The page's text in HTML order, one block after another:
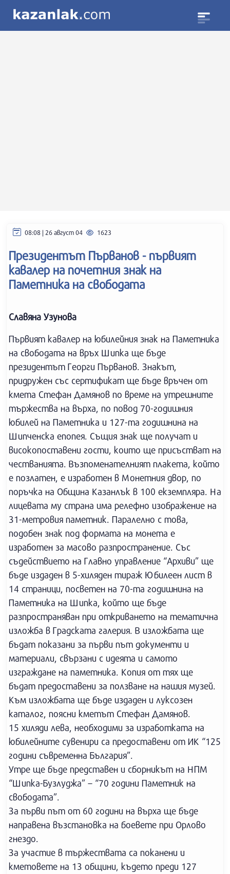
08:08 | 26 август 04 1623
Президентът Първанов - първият
кавалер на почетния знак на
Паметника на свободата
Славяна Узунова
Първият кавалер на юбилейния знак на Паметника
на свободата на връх Шипка ще бъде
президентът Георги Първанов. Знакът,
придружен със сертификат ще бъде връчен от
кмета Стефан Дамянов по време на утрешните
тържества на върха, по повод 70-годишния
юбилей на Паметника и 127-та годишнина на
Шипченска епопея. Същия знак ще получат и
високопоставени гости, които ще присъстват на
честванията. Възпоменателният плакета, който
е позлатен, е изработен в Монетния двор, по
поръчка на Община Казанлък в 100 екземпляра. На
лицевата му страна има релефно изображение на
31-метровия паметник. Паралелно с това,
подобен знак под формата на монета е
изработен за масово разпространение. Със
съдействието на Главно управление “Архиви” ще
бъде издаден в 5-хиляден тираж Юбилеен лист в
14 страници, посветен на 70-та годишнина на
Паметника на Шипка, който ще бъде
разпространяван при откриването на тематична
изложба в Градската галерия. В изложбата ще
бъдат показани за първи път документи и
материали, свързани с идеята и самото
изграждане на паметника. Копия от тях ще
бъдат предоставени за ползване на нашия музей.
Към изложбата ще бъде издаден и луксозен
каталог, поясни кметът Стефан Дамянов.
15 хиляди лева, необходими за изработката на
юбилейните сувенири са предоставени от ИК “125
години съвременна България”.
Утре ще бъде представен и сборникът на НПМ
“Шипка-Бузлуджа” – “70 години Паметник на
свободата”.
За първи път от 60 години на върха ще бъде
направена възстановка на боевете при Орлово
гнездо.
За участие в тържествата са поканени и
кметовете на 13 общини, където преди 127